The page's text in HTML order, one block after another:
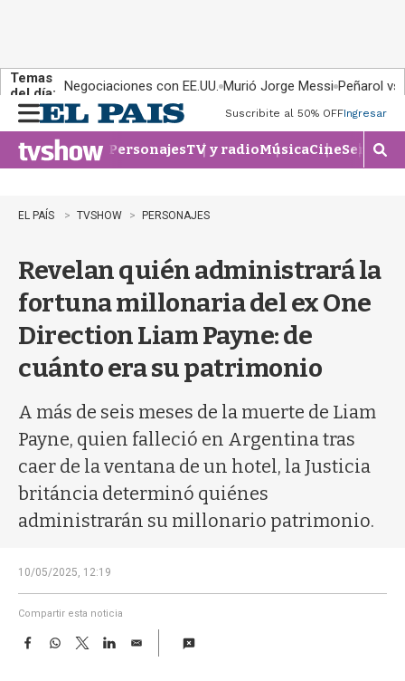
Temas
del día: Negociaciones con EE.UU. Murió Jorge Messi Peñarol
n
u
Suscribite al 50% OFFIngresar
PersonajesTV y radioMúsicaCineSeries
M
o
r
b
EL PAÍS TVSHOW PERSONAJES
Revelan quién administrará la
fortuna millonaria del ex One
Direction Liam Payne: de
cuánto era su patrimonio
A más de seis meses de la muerte de Liam
Payne, quien falleció en Argentina tras
caer de la ventana de un hotel, la Justicia
británcia determinó quiénes
administrarán su millonario patrimonio.
10/05/2025, 12:19
Compartir esta noticia
F
W
T
w
L
E